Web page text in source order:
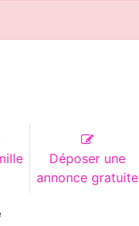
Déposer une
annonce gratuite